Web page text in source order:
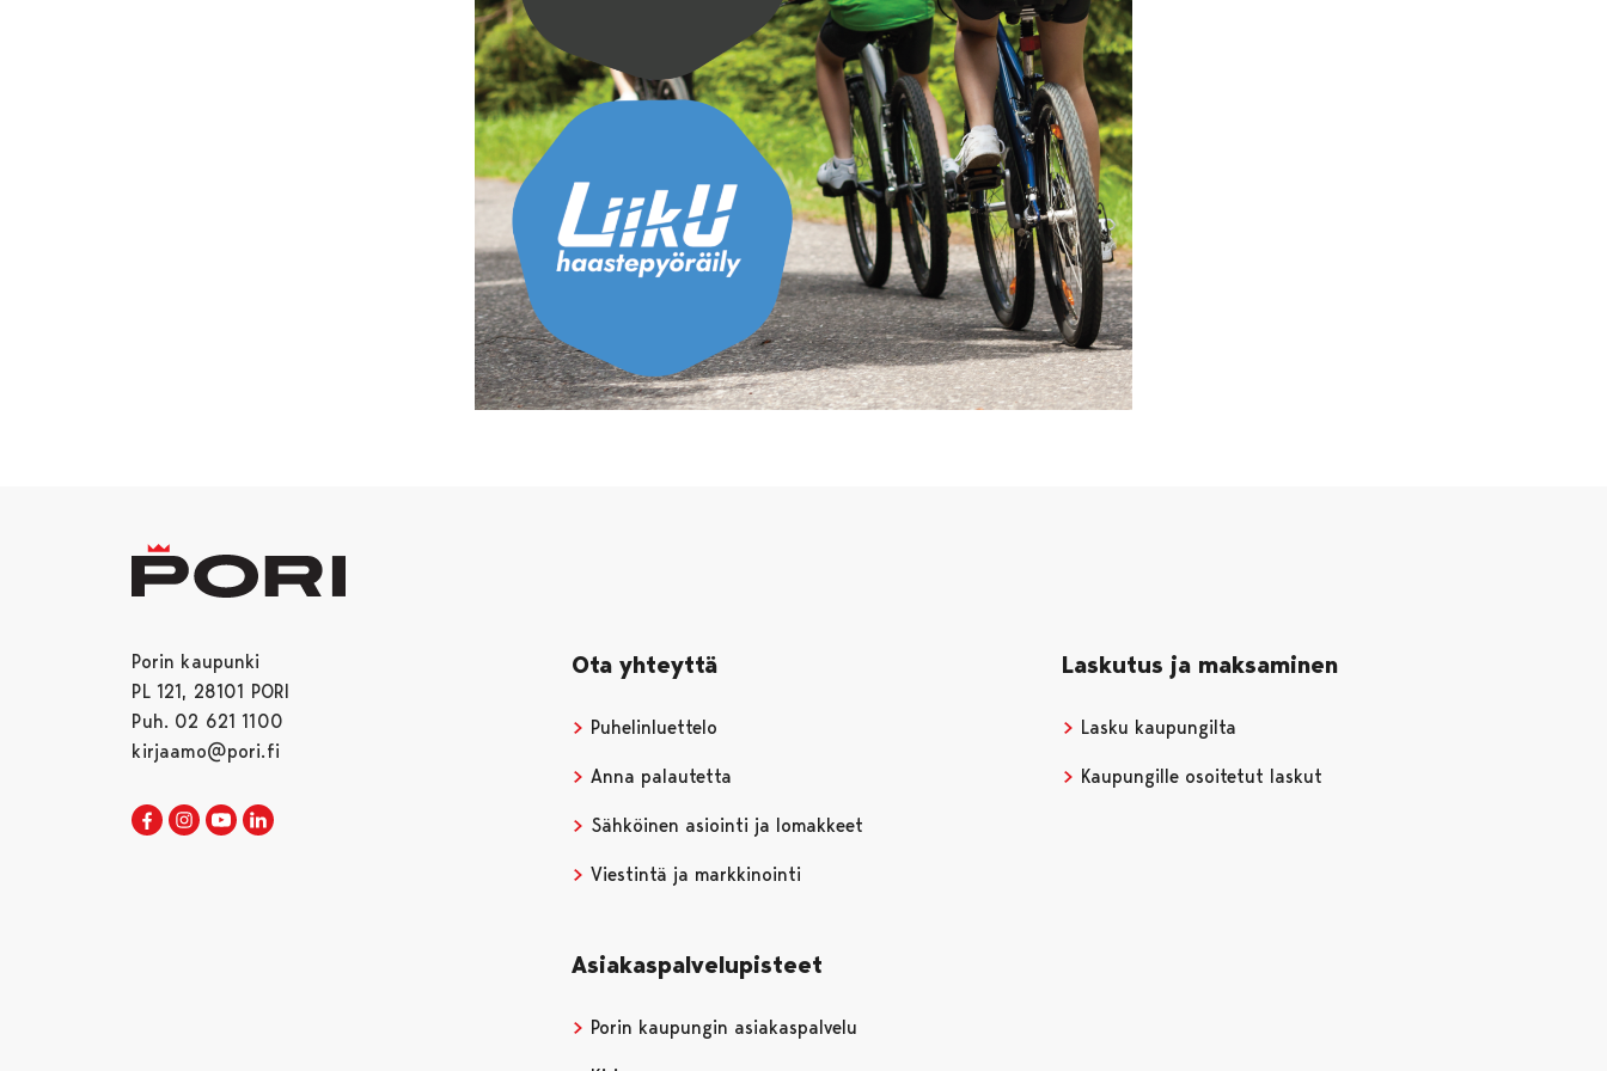
Porin kaupunki
PL 121, 28101 PORI
Puh. 02 621 1100
kirjaamo@pori.fi
Porin kaupunki Facebookissa
Avautuu uudessa välilehdessä
Porin kaupunki Instagramissa
Avautuu uudessa välilehdessä
Porin kaupunki Youtubessa
Avautuu uudessa välilehdessä
Ota yhteyttä
Puhelinluettelo
Anna palautetta
Sähköinen asiointi ja lomakkeet
Viestintä ja markkinointi
Laskutus ja maksaminen
Lasku kaupungilta
Kaupungille osoitetut laskut
Asiakaspalvelupisteet
Porin kaupungin asiakaspalvelu